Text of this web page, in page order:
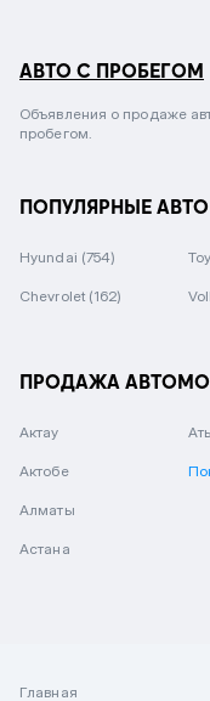
АВТО С ПРОБЕГОМ
Объявления о продаже
пробегом.
ПОПУЛЯРНЫЕ
Hyundai (754)
Chevrolet (162)
ПРОДАЖА
Актау
Актобе
Алматы
Астана
Главная